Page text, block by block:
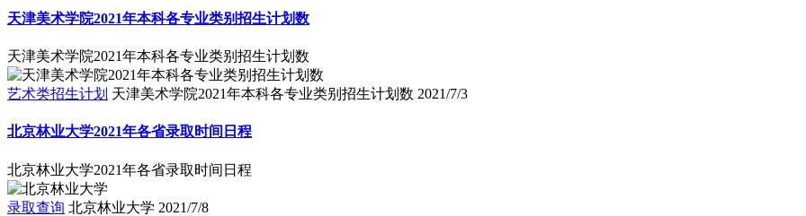
天津美术学院2021年本科各专业类别招生计划数
天津美术学院2021年本科各专业类别招生计划数
艺术类招生计划 天津美术学院2021年本科各专业类别招生计划数 2021/7/3
北京林业大学2021年各省录取时间日程
北京林业大学2021年各省录取时间日程
录取查询 北京林业大学 2021/7/8